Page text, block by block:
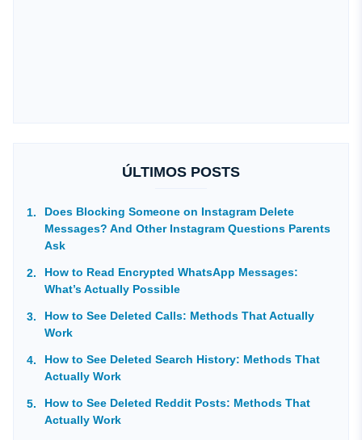
ÚLTIMOS POSTS
Does Blocking Someone on Instagram Delete
Messages? And Other Instagram Questions Parents
Ask
How to Read Encrypted WhatsApp Messages:
What’s Actually Possible
How to See Deleted Calls: Methods That Actually
Work
How to See Deleted Search History: Methods That
Actually Work
How to See Deleted Reddit Posts: Methods That
Actually Work